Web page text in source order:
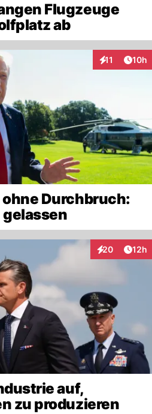
Flugzeuge
ab
11
Interaktionen
10h
Durchbruch:
20
Interaktionen
12h
auf,
zu produzieren